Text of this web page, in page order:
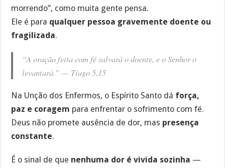
morrendo”, como muita gente pensa.
Ele é para qualquer pessoa gravemente doente ou
fragilizada.
“A oração feita com fé salvará o doente, e o Senhor o
levantará.” — Tiago 5,15
Na Unção dos Enfermos, o Espírito Santo dá força,
paz e coragem para enfrentar o sofrimento com fé.
Deus não promete ausência de dor, mas presença
constante.
É o sinal de que nenhuma dor é vivida sozinha —